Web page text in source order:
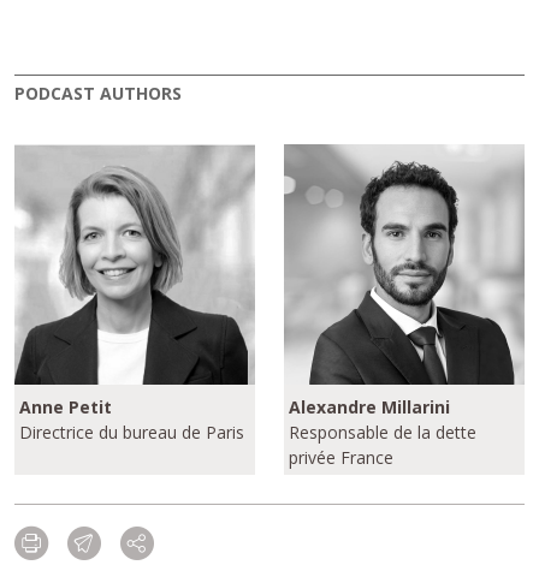
PODCAST AUTHORS
Anne Petit
Directrice du bureau de Paris
Alexandre Millarini
Responsable de la dette
privée France